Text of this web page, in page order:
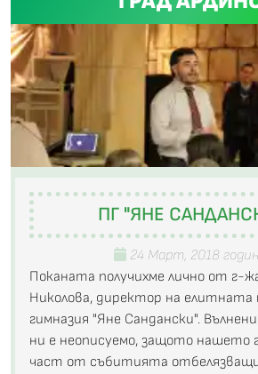
ПГ "ЯНЕ
24 Март, 2018
Поканата получихме лично от г-
Николова, директор на елитната
гимназия "Яне Сандански".
ни е неописуемо, защото нашето
част от събитията